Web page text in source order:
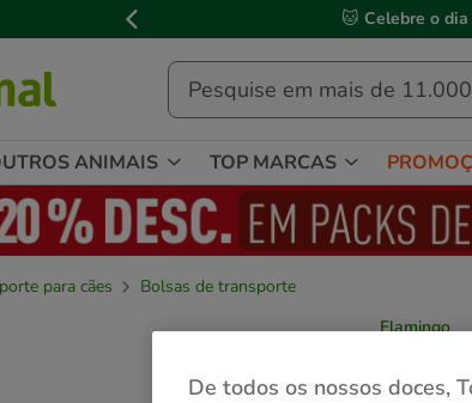
de
mensagem,
🐱 Celebre o
ANIMAIS TOP MARCAS
para cães
Bolsas de transporte
Flamingo
De todos os nossos doces,